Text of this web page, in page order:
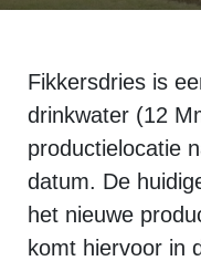
Fikkersdries is
drinkwater (12
productielocatie
datum. De
het nieuwe
komt hiervoor in